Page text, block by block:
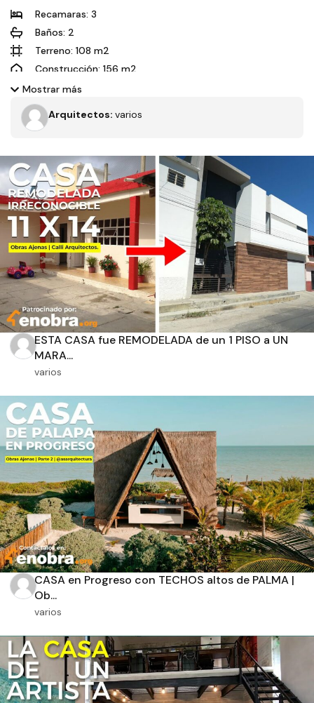
Recamaras: 3
Baños: 2
Terreno: 108 m2
Construcción: 156 m2
Dimensiones: 6x18 m
Orientación solar: Sur
Nos encontramos en una pequeña vivienda en venta, con tan
logran darle al próximo usuario 3 recámaras y espacios
cómodos, la vivienda trata de cerrarse al exterior lo más
posible, teniendo la ventilación de la misma de manera muy
inteligente
Mostrar más
Arquitectos: varios
ESTA CASA fue REMODELADA de un 1 PISO a UN
MARA...
varios
CASA en Progreso con TECHOS altos de PALMA |
Ob...
varios
Filtros
Tipo de obra Estado
Recamaras Baños
Dimensiones
m2 de construcción
m2 de terreno
Aplicar filtros